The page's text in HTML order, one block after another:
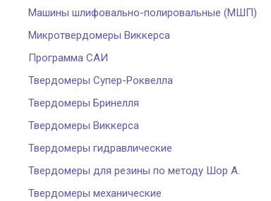
Машины шлифовально-полировальные (МШП)
Микротвердомеры Виккерса
Программа САИ
Твердомеры Cупер-Роквелла
Твердомеры Бринелля
Твердомеры Виккерса
Твердомеры гидравлические
Твердомеры для резины по методу Шор А.
Твердомеры механические